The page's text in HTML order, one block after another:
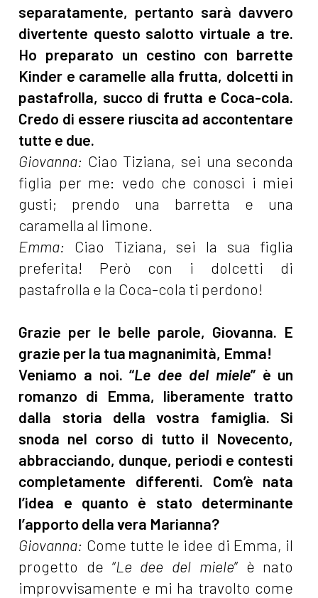
separatamente, pertanto sarà davvero
divertente questo salotto virtuale a tre.
Ho preparato un cestino con barrette
Kinder e caramelle alla frutta, dolcetti in
pastafrolla, succo di frutta e Coca-cola.
Credo di essere riuscita ad accontentare
tutte e due.
Giovanna: Ciao Tiziana, sei una seconda
figlia per me: vedo che conosci i miei
gusti; prendo una barretta e una
caramella al limone.
Emma: Ciao Tiziana, sei la sua figlia
preferita! Però con i dolcetti di
pastafrolla e la Coca-cola ti perdono!
Grazie per le belle parole, Giovanna. E
grazie per la tua magnanimità, Emma!
Veniamo a noi. “Le dee del miele” è un
romanzo di Emma, liberamente tratto
dalla storia della vostra famiglia. Si
snoda nel corso di tutto il Novecento,
abbracciando, dunque, periodi e contesti
completamente differenti. Com’è nata
l’idea e quanto è stato determinante
l’apporto della vera Marianna?
Giovanna: Come tutte le idee di Emma, il
progetto de “Le dee del miele” è nato
improvvisamente e mi ha travolto come